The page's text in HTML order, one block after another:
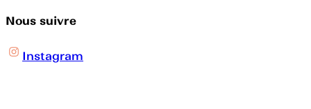
Nous suivre
Instagram